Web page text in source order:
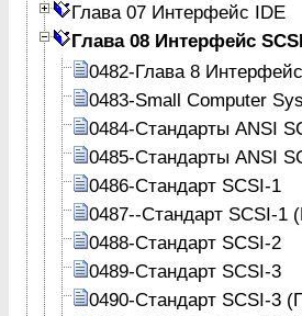
Глава 07 Интерфейс IDE
Глава 08 Интерфейс
0482-Глава 8
0483-Small Computer
0484-Стандарты ANSI
0485-Стандарты ANSI
0486-Стандарт SCSI-1
0487--Стандарт SCSI-1
0488-Стандарт SCSI-2
0489-Стандарт SCSI-3
0490-Стандарт SCSI-3